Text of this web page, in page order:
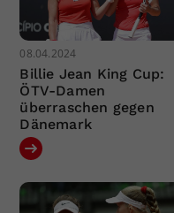
08.04.2024
Billie Jean King Cup:
ÖTV-Damen
überraschen gegen
Dänemark